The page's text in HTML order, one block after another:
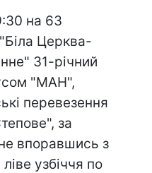
на 63
Церква-
31-річний
"МАН",
перевезення
за
впоравшись з
узбіччя по